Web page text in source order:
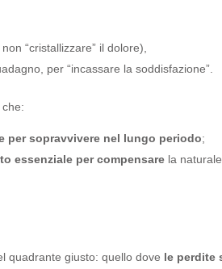
“cristallizzare” il dolore),
per “incassare la soddisfazione”.
per sopravvivere nel lungo periodo;
essenziale per compensare la
quadrante giusto: quello dove le perdite